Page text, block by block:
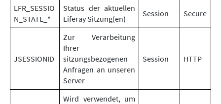
LFR_SESSIO
N_STATE_*
Status der aktuellen
Liferay Sitzung(en)
Session Secure
JSESSIONID
Zur Verarbeitung
Ihrer
sitzungsbezogenen
Anfragen an unseren
Server
Session HTTP
Wird verwendet, um